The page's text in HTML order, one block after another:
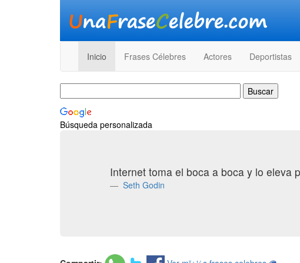
Inicio Frases Célebres Actores Deportistas
Búsqueda personalizada
Internet toma el boca a boca y lo eleva
Seth Godin